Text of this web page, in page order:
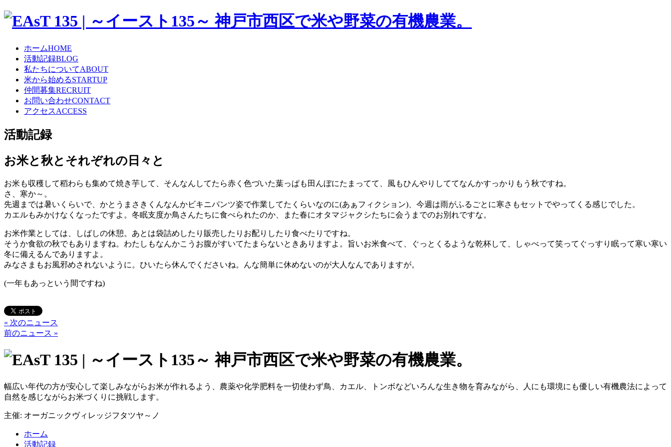
ホームHOME
活動記録BLOG
私たちについてABOUT
米から始めるSTARTUP
仲間募集RECRUIT
お問い合わせCONTACT
アクセスACCESS
活動記録
お米と秋とそれぞれの日々と
お米も収穫して稻わらも集めて焼き芋して、そんなんしてたら赤く色づいた葉っぱも田んぼにたまってて、風もひんやりしててなんかすっかりもう秋ですね。
さ、寒か～。
先週までは暑いくらいで、かとうまさきくんなんかビキニパンツ姿で作業してたくらいなのに(あぁフィクション)、今週は雨がふるごとに寒さもセットでやってくる感じでした。
カエルもみかけなくなったですよ。冬眠支度か鳥さんたちに食べられたのか、また春にオタマジャクシたちに会うまでのお別れですな。
お米作業としては、しばしの休憩。あとは袋詰めしたり販売したりお配りしたり食べたりですね。
そうか食欲の秋でもありますね。わたしもなんかこうお腹がすいてたまらないときありますよ。旨いお米食べて、ぐっとくるような乾杯して、しゃべって笑ってぐっすり眠って寒い寒い
冬に備えるんでありますよ。
みなさまもお風邪めされないように。ひいたら休んでくださいね。んな簡単に休めないのが大人なんでありますが。
(一年もあっという間ですね)
« 次のニュース
前のニュース »
幅広い年代の方が安心して楽しみながらお米が作れるよう、農薬や化学肥料を一切使わず鳥、カエル、トンボなどいろんな生き物を育みながら、人にも環境にも優しい有機農法によって
自然を感じながらお米づくりに挑戦します。
主催: オーガニックヴィレッジフタツヤ～ノ
ホーム
活動記録